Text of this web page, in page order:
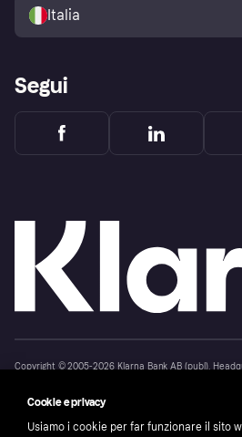
dell'acquirente Klarna
Italia
Segui
Copyright © 2005-2026 Klarna Bank AB (publ).
Cookie e privacy
Usiamo i cookie per far funzionare il sito